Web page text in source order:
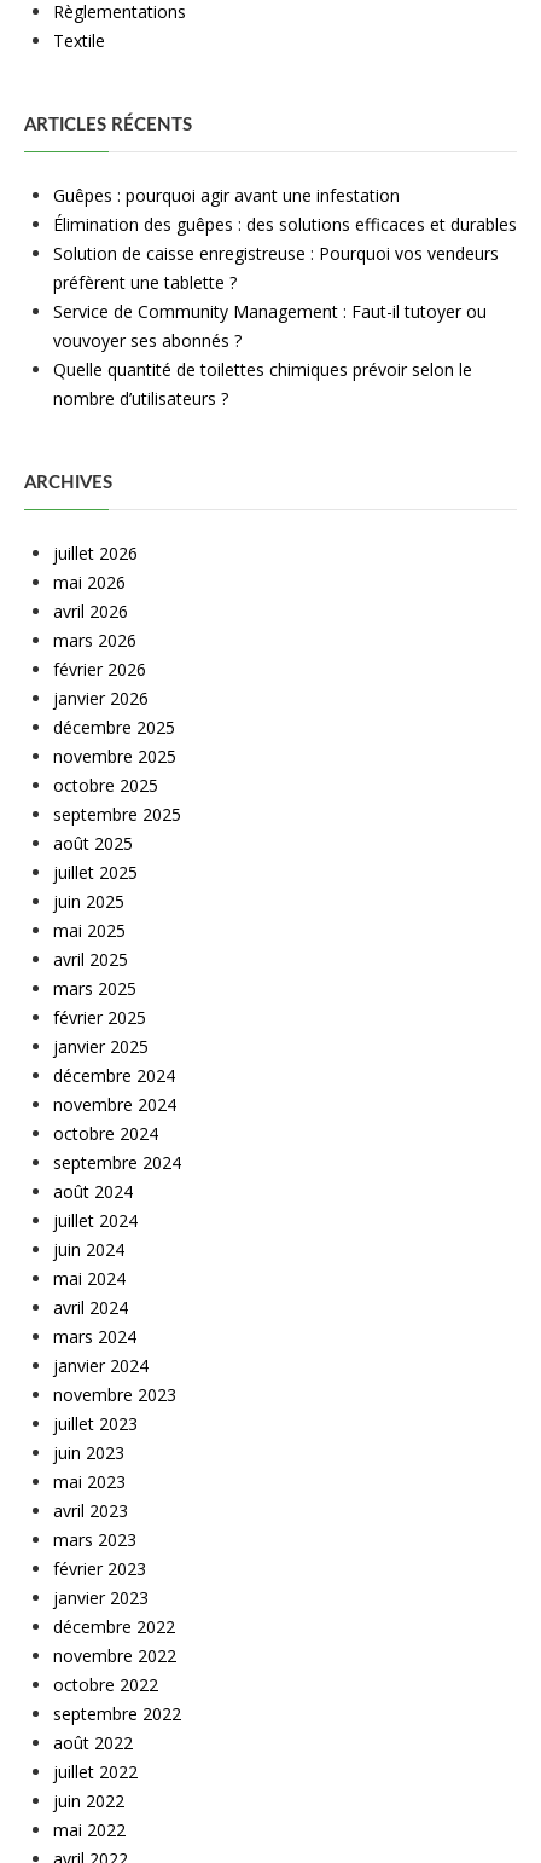
Règlementations
Textile
ARTICLES RÉCENTS
Guêpes : pourquoi agir avant une infestation
Élimination des guêpes : des solutions efficaces et durables
Solution de caisse enregistreuse : Pourquoi vos vendeurs
préfèrent une tablette ?
Service de Community Management : Faut-il tutoyer ou
vouvoyer ses abonnés ?
Quelle quantité de toilettes chimiques prévoir selon le
nombre d’utilisateurs ?
ARCHIVES
juillet 2026
mai 2026
avril 2026
mars 2026
février 2026
janvier 2026
décembre 2025
novembre 2025
octobre 2025
septembre 2025
août 2025
juillet 2025
juin 2025
mai 2025
avril 2025
mars 2025
février 2025
janvier 2025
décembre 2024
novembre 2024
octobre 2024
septembre 2024
août 2024
juillet 2024
juin 2024
mai 2024
avril 2024
mars 2024
janvier 2024
novembre 2023
juillet 2023
juin 2023
mai 2023
avril 2023
mars 2023
février 2023
janvier 2023
décembre 2022
novembre 2022
octobre 2022
septembre 2022
août 2022
juillet 2022
juin 2022
mai 2022